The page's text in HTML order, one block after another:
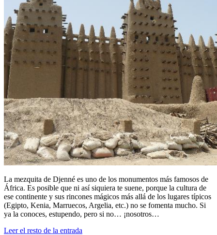
La mezquita de Djenné es uno de los monumentos más famosos de
África. Es posible que ni así siquiera te suene, porque la cultura de
ese continente y sus rincones mágicos más allá de los lugares típicos
(Egipto, Kenia, Marruecos, Argelia, etc.) no se fomenta mucho. Si
ya la conoces, estupendo, pero si no… ¡nosotros…
Leer el resto de la entrada